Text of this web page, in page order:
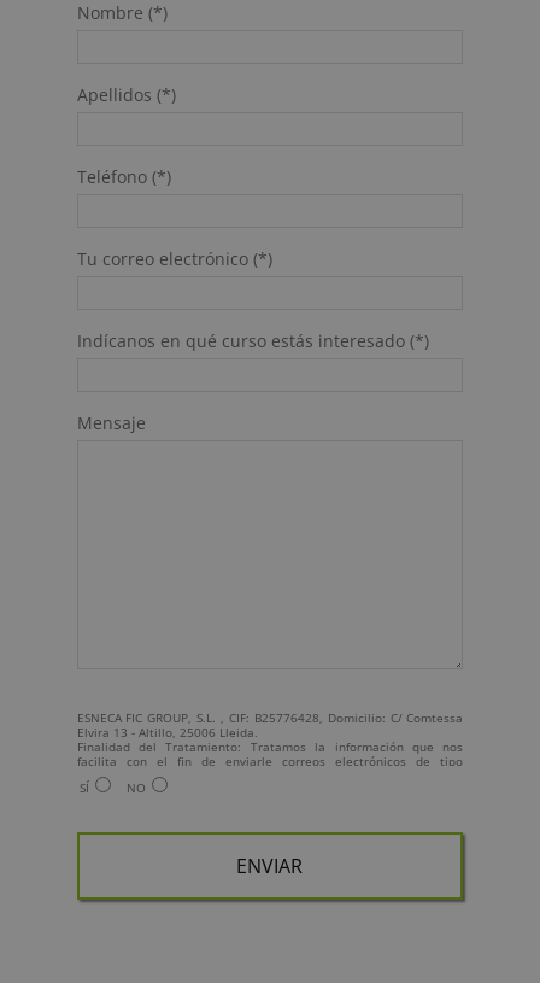
Nombre (*)
Apellidos (*)
Teléfono (*)
Tu correo electrónico (*)
Indícanos en qué curso estás interesado (*)
Mensaje
ESNECA FIC GROUP, S.L. , CIF: B25776428, Domicilio: C/ Comtessa
Elvira 13 - Altillo, 25006 Lleida.
Finalidad del Tratamiento: Tratamos la información que nos
facilita con el fin de enviarle correos electrónicos de tipo
comercial relacionado con los productos ofrecidos y otros tipo de
productos que fueran de su interés.
suficientemente, dirigiéndose a la dirección
Para más información consulte nuestra Política de Privacidad.
Desea recibir información comercial (vía telefónica y/o email):
SÍ NO